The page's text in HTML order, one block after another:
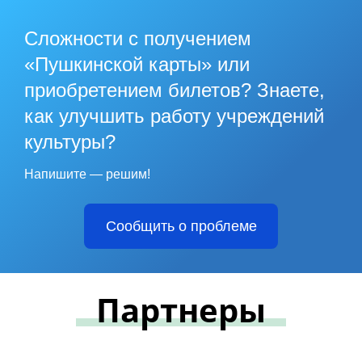
Сложности с получением
«Пушкинской карты» или
приобретением билетов? Знаете,
как улучшить работу учреждений
культуры?
Напишите — решим!
Сообщить о проблеме
Партнеры